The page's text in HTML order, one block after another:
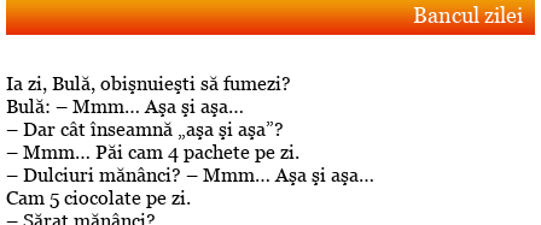
Bancul zilei
Ia zi, Bulă, obişnuieşti să fumezi?
Bulă: – Mmm… Aşa şi aşa…
– Dar cât înseamnă „aşa şi aşa”?
– Mmm… Păi cam 4 pachete pe zi.
– Dulciuri mănânci? – Mmm… Aşa şi aşa…
Cam 5 ciocolate pe zi.